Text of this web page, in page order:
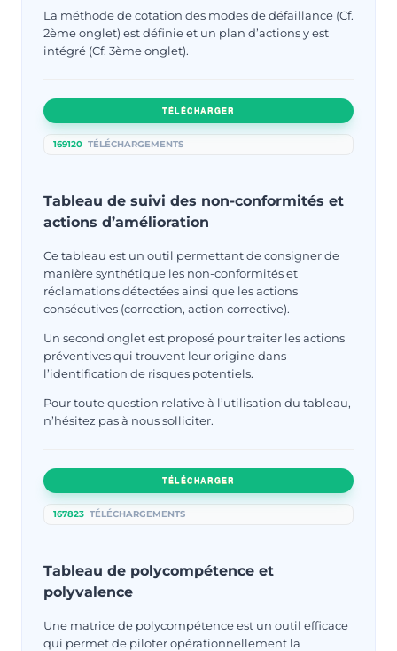
La méthode de cotation des modes de défaillance (Cf.
2ème onglet) est définie et un plan d’actions y est
intégré (Cf. 3ème onglet).
TÉLÉCHARGER
169120 TÉLÉCHARGEMENTS
Tableau de suivi des non-conformités et
actions d’amélioration
Ce tableau est un outil permettant de consigner de
manière synthétique les non-conformités et
réclamations détectées ainsi que les actions
consécutives (correction, action corrective).
Un second onglet est proposé pour traiter les actions
préventives qui trouvent leur origine dans
l’identification de risques potentiels.
Pour toute question relative à l’utilisation du tableau,
n’hésitez pas à nous solliciter.
TÉLÉCHARGER
167823 TÉLÉCHARGEMENTS
Tableau de polycompétence et
polyvalence
Une matrice de polycompétence est un outil efficace
qui permet de piloter opérationnellement la